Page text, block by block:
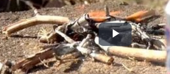
Play
Video